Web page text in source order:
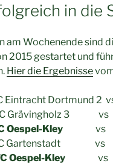
in die
am Wochenende sind
2015 gestartet und
Hier die Ergebnisse
Eintracht Dortmund 2
Grävingholz 3 vs
Oespel-Kley
vs TC
Gartenstadt vs
Oespel-Kley vs